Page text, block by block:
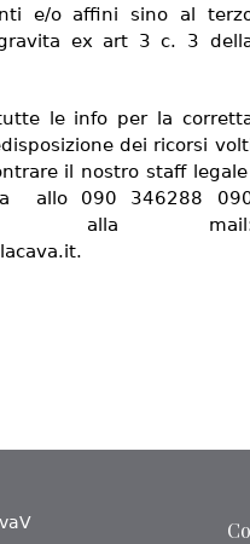
e/o affini sino al
ex art 3 c. 3
le info per la
dei ricorsi
il nostro staff legale
allo 090 346288
alla